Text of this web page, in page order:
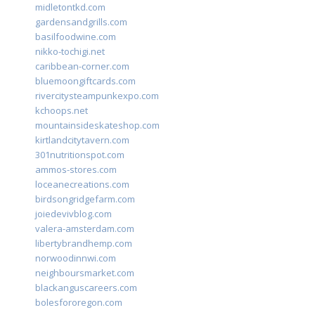
midletontkd.com
gardensandgrills.com
basilfoodwine.com
nikko-tochigi.net
caribbean-corner.com
bluemoongiftcards.com
rivercitysteampunkexpo.com
kchoops.net
mountainsideskateshop.com
kirtlandcitytavern.com
301nutritionspot.com
ammos-stores.com
loceanecreations.com
birdsongridgefarm.com
joiedevivblog.com
valera-amsterdam.com
libertybrandhemp.com
norwoodinnwi.com
neighboursmarket.com
blackanguscareers.com
bolesfororegon.com